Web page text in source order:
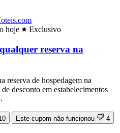
hoje Exclusivo
reserva na
reserva de hospedagem na
desconto em estabelecimentos
Este cupom não funcionou 4